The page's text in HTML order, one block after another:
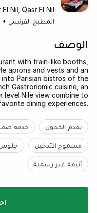
El Nil, Qasr El Nil
المطبخ الفرنسي •
الوصف
with train-like booths,
aprons and vests and an
Parisian bistros of the
Gastronomic cuisine, an
level Nile view combine to
dining experiences.
يقدم الكحول خدمة صف
مسموح التدخين جلوس
أنيقة غير رسمية